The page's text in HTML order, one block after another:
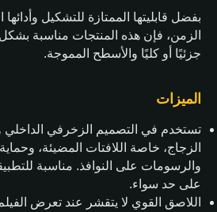
بفضل قابليتها الممتازة للتشكيل
الزمن، فإن هذه المنتجات مناسبة
جزئيًا أو كليًا والأسطح المموجة.
الميزات
تستخدم في التصميم الزخرفي
الزجاج، خاصة اللافتات المضيئة،
والرسومات على النوافذ. مناسبة
على حد سواء.
اللاصق القوي لا يتقشر عند تعرض